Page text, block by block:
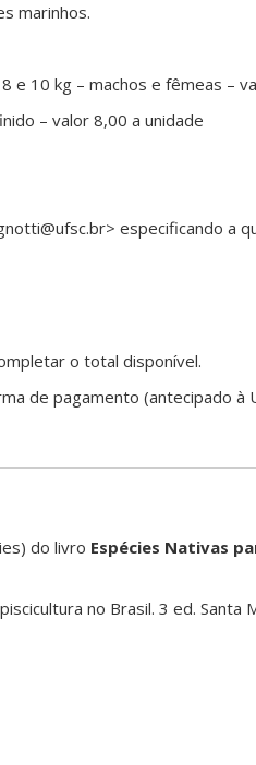
marinhos.
e 10 kg – machos e fêmeas –
– valor 8,00 a unidade
especificando a
o total disponível.
de pagamento (antecipado à
do livro Espécies Nativas
no Brasil. 3 ed. Santa